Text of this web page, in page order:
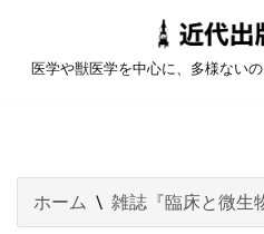
コ
ツ
へ
医学や獣医学を中心に、多様ない
ホーム \ 雑誌『臨床と微生